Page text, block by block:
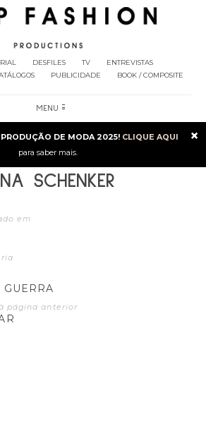
DESFILES TV
ENTREVISTAS
PUBLICIDADE BOOK / COMPOSITE
MENU
×
DE MODA 2025! CLIQUE AQUI
para saber mais.
SCHENKER
em
GUERRA
página anterior